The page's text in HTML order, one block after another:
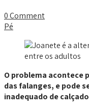
0 Comment
Pé
O problema acontece
das falanges, e pode
inadequado de